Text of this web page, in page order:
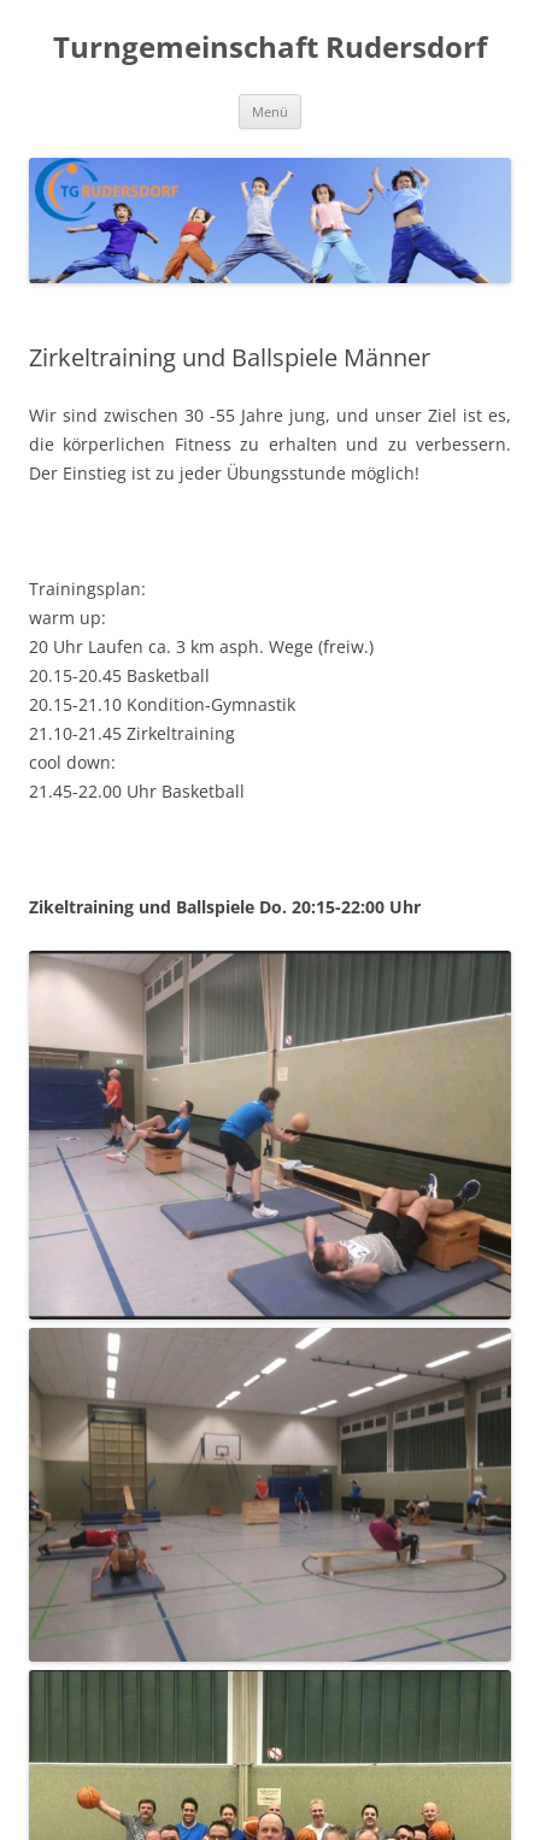
springen
Turngemeinschaft Rudersdorf
Menü
Zirkeltraining und Ballspiele Männer
Wir sind zwischen 30 -55 Jahre jung, und unser Ziel ist es,
die körperlichen Fitness zu erhalten und zu verbessern.
Der Einstieg ist zu jeder Übungsstunde möglich!
Trainingsplan:
warm up:
20 Uhr Laufen ca. 3 km asph. Wege (freiw.)
20.15-20.45 Basketball
20.15-21.10 Kondition-Gymnastik
21.10-21.45 Zirkeltraining
cool down:
21.45-22.00 Uhr Basketball
Zikeltraining und Ballspiele Do. 20:15-22:00 Uhr